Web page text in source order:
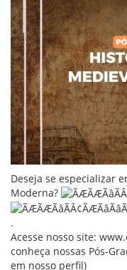
Deseja se especializar
Moderna?
.
Acesse nosso site:
conheça nossas Pós-
em nosso perfil)